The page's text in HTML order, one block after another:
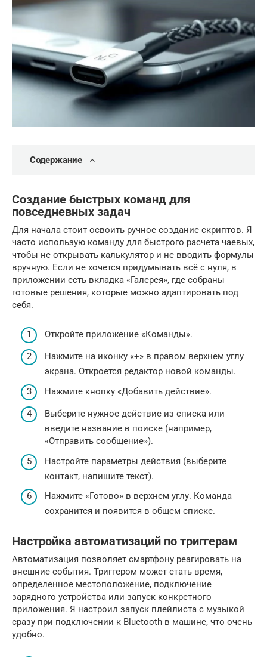
Содержание
Создание быстрых команд для
повседневных задач
Для начала стоит освоить ручное создание скриптов. Я
часто использую команду для быстрого расчета чаевых,
чтобы не открывать калькулятор и не вводить формулы
вручную. Если не хочется придумывать всё с нуля, в
приложении есть вкладка «Галерея», где собраны
готовые решения, которые можно адаптировать под
себя.
Откройте приложение «Команды».
Нажмите на иконку «+» в правом верхнем углу
экрана. Откроется редактор новой команды.
Нажмите кнопку «Добавить действие».
Выберите нужное действие из списка или
введите название в поиске (например,
«Отправить сообщение»).
Настройте параметры действия (выберите
контакт, напишите текст).
Нажмите «Готово» в верхнем углу. Команда
сохранится и появится в общем списке.
Настройка автоматизаций по триггерам
Автоматизация позволяет смартфону реагировать на
внешние события. Триггером может стать время,
определенное местоположение, подключение
зарядного устройства или запуск конкретного
приложения. Я настроил запуск плейлиста с музыкой
сразу при подключении к Bluetooth в машине, что очень
удобно.